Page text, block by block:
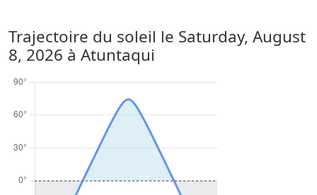
Trajectoire du soleil le Saturday, August
8, 2026 à Atuntaqui